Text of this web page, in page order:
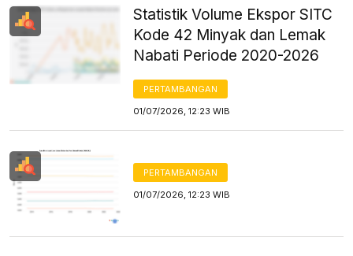
Statistik Volume Ekspor SITC
Kode 42 Minyak dan Lemak
Nabati Periode 2020-2026
PERTAMBANGAN
01/07/2026, 12:23 WIB
PERTAMBANGAN
01/07/2026, 12:23 WIB